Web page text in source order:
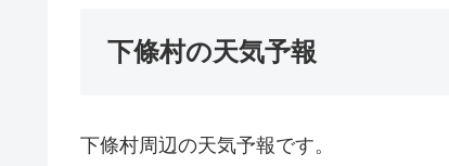
下條村の天気予報
下條村周辺の天気予報です。